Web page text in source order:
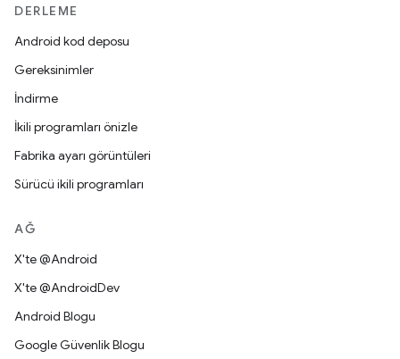
DERLEME
Android kod deposu
Gereksinimler
İndirme
İkili programları önizle
Fabrika ayarı görüntüleri
Sürücü ikili programları
AĞ
X'te @Android
X'te @AndroidDev
Android Blogu
Google Güvenlik Blogu